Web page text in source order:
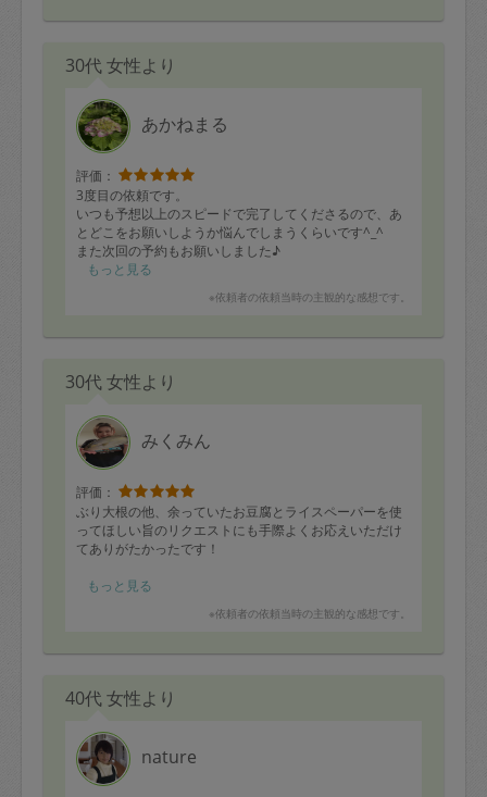
30代 女性より
あかねまる
評価：
3度目の依頼です。
いつも予想以上のスピードで完了してくださるので、あ
とどこをお願いしようか悩んでしまうくらいです^_^
また次回の予約もお願いしました♪
これからもよろしくお願いいたします！
もっと見る
※依頼者の依頼当時の主観的な感想です。
30代 女性より
みくみん
評価：
ぶり大根の他、余っていたお豆腐とライスペーパーを使
ってほしい旨のリクエストにも手際よくお応えいただけ
てありがたかったです！
タイのおろし煮
ニラチヂミ
トマト煮込み
ライスペーパーのお好み焼き
レンコンの味噌煮
大根のお味噌汁
もっと見る
※依頼者の依頼当時の主観的な感想です。
40代 女性より
nature